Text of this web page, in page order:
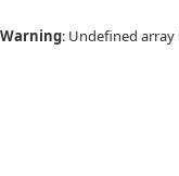
Warning: Undefined array